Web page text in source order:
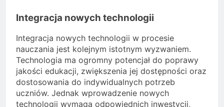
Integracja nowych technologii
Integracja nowych technologii w procesie
nauczania jest kolejnym istotnym wyzwaniem.
Technologia ma ogromny potencjał do poprawy
jakości edukacji, zwiększenia jej dostępności oraz
dostosowania do indywidualnych potrzeb
uczniów. Jednak wprowadzenie nowych
technologii wymaga odpowiednich inwestycji,